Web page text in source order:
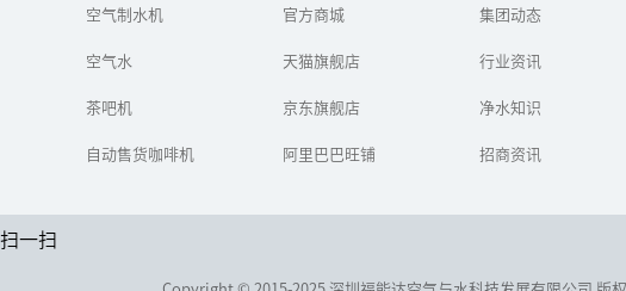
水十条”的《水污染防治
得国务院常委会通过，有
如今
人越
区里
空气制水机
空气水
茶吧机
自动售货咖啡机
官方商城
天猫旗舰店
京东旗舰店
阿里巴巴旺铺
集团动态
行业资讯
净水知识
招商资讯
扫一扫